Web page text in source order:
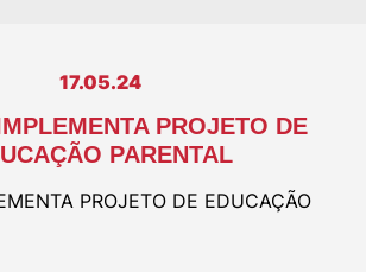
17.05.24
PROJETO DE
PARENTAL